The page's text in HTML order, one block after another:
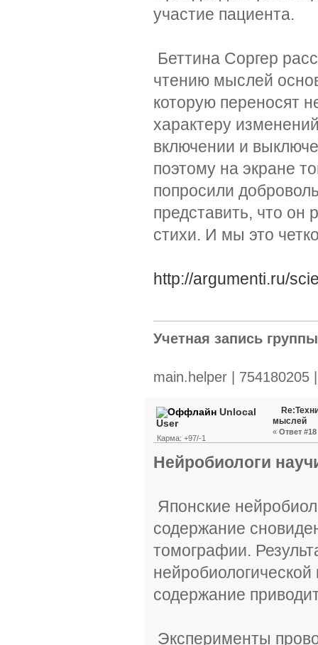
участие пациента.
Беттина Соргер
чтению мыслей
которую переносят
характеру
включении и
поэтому на экране
попросили
представить, что он
стихи. И мы это
http://argumenti.ru/
Учетная запись
main.helper |
Unlocal
User
Карма: +97/-1
мыслей
« Ответ
Нейробиологи
Японские
содержание
томографии.
содержание
Эксперименты